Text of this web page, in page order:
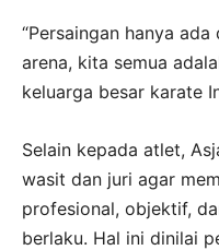
“Persaingan hanya
arena, kita semua
keluarga besar karate
Selain kepada atlet,
wasit dan juri agar
profesional, objektif,
berlaku. Hal ini dinilai